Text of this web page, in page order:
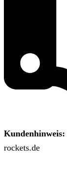
Kundenhinweis:
rockets.de